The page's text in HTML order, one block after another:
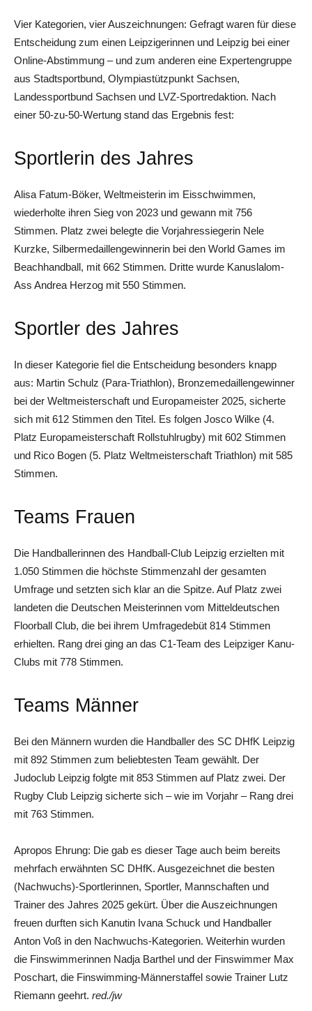
Vier Kategorien, vier Auszeichnungen: Gefragt waren für diese
Entscheidung zum einen Leipzigerinnen und Leipzig bei einer
Online-Abstimmung – und zum anderen eine Expertengruppe
aus Stadtsportbund, Olympiastützpunkt Sachsen,
Landessportbund Sachsen und LVZ-Sportredaktion. Nach
einer 50-zu-50-Wertung stand das Ergebnis fest:
Sportlerin des Jahres
Alisa Fatum-Böker, Weltmeisterin im Eisschwimmen,
wiederholte ihren Sieg von 2023 und gewann mit 756
Stimmen. Platz zwei belegte die Vorjahressiegerin Nele
Kurzke, Silbermedaillengewinnerin bei den World Games im
Beachhandball, mit 662 Stimmen. Dritte wurde Kanuslalom-
Ass Andrea Herzog mit 550 Stimmen.
Sportler des Jahres
In dieser Kategorie fiel die Entscheidung besonders knapp
aus: Martin Schulz (Para-Triathlon), Bronzemedaillengewinner
bei der Weltmeisterschaft und Europameister 2025, sicherte
sich mit 612 Stimmen den Titel. Es folgen Josco Wilke (4.
Platz Europameisterschaft Rollstuhlrugby) mit 602 Stimmen
und Rico Bogen (5. Platz Weltmeisterschaft Triathlon) mit 585
Stimmen.
Teams Frauen
Die Handballerinnen des Handball-Club Leipzig erzielten mit
1.050 Stimmen die höchste Stimmenzahl der gesamten
Umfrage und setzten sich klar an die Spitze. Auf Platz zwei
landeten die Deutschen Meisterinnen vom Mitteldeutschen
Floorball Club, die bei ihrem Umfragedebüt 814 Stimmen
erhielten. Rang drei ging an das C1-Team des Leipziger Kanu-
Clubs mit 778 Stimmen.
Teams Männer
Bei den Männern wurden die Handballer des SC DHfK Leipzig
mit 892 Stimmen zum beliebtesten Team gewählt. Der
Judoclub Leipzig folgte mit 853 Stimmen auf Platz zwei. Der
Rugby Club Leipzig sicherte sich – wie im Vorjahr – Rang drei
mit 763 Stimmen.
Apropos Ehrung: Die gab es dieser Tage auch beim bereits
mehrfach erwähnten SC DHfK. Ausgezeichnet die besten
(Nachwuchs)-Sportlerinnen, Sportler, Mannschaften und
Trainer des Jahres 2025 gekürt. Über die Auszeichnungen
freuen durften sich Kanutin Ivana Schuck und Handballer
Anton Voß in den Nachwuchs-Kategorien. Weiterhin wurden
die Finswimmerinnen Nadja Barthel und der Finswimmer Max
Poschart, die Finswimming-Männerstaffel sowie Trainer Lutz
Riemann geehrt. red./jw